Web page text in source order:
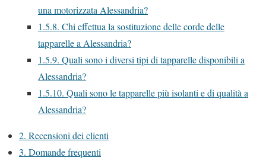
una motorizzata Alessandria?
1.5.8. Chi effettua la sostituzione delle corde delle
tapparelle a Alessandria?
1.5.9. Quali sono i diversi tipi di tapparelle disponibili a
Alessandria?
1.5.10. Quali sono le tapparelle più isolanti e di qualità a
Alessandria?
2. Recensioni dei clienti
3. Domande frequenti